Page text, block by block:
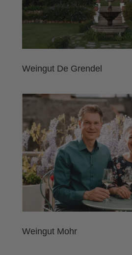
Weingut De Grendel
Weingut Mohr